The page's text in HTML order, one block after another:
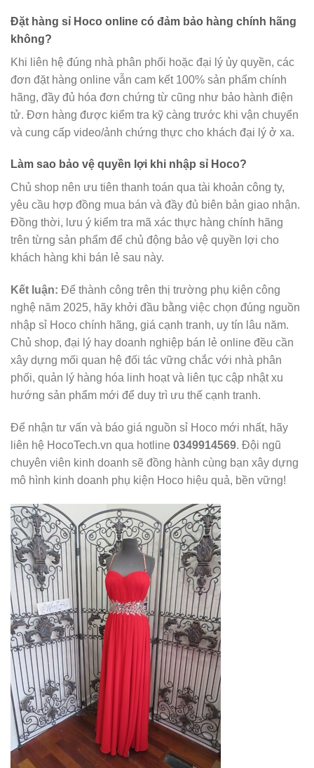
Đặt hàng sỉ Hoco online có đảm bảo hàng chính hãng
không?
Khi liên hệ đúng nhà phân phối hoặc đại lý ủy quyền, các
đơn đặt hàng online vẫn cam kết 100% sản phẩm chính
hãng, đầy đủ hóa đơn chứng từ cũng như bảo hành điện
tử. Đơn hàng được kiểm tra kỹ càng trước khi vận chuyển
và cung cấp video/ảnh chứng thực cho khách đại lý ở xa.
Làm sao bảo vệ quyền lợi khi nhập sỉ Hoco?
Chủ shop nên ưu tiên thanh toán qua tài khoản công ty,
yêu cầu hợp đồng mua bán và đầy đủ biên bản giao nhận.
Đồng thời, lưu ý kiểm tra mã xác thực hàng chính hãng
trên từng sản phẩm để chủ động bảo vệ quyền lợi cho
khách hàng khi bán lẻ sau này.
Kết luận: Để thành công trên thị trường phụ kiện công
nghệ năm 2025, hãy khởi đầu bằng việc chọn đúng nguồn
nhập sỉ Hoco chính hãng, giá cạnh tranh, uy tín lâu năm.
Chủ shop, đại lý hay doanh nghiệp bán lẻ online đều cần
xây dựng mối quan hệ đối tác vững chắc với nhà phân
phối, quản lý hàng hóa linh hoạt và liên tục cập nhật xu
hướng sản phẩm mới để duy trì ưu thế cạnh tranh.
Để nhận tư vấn và báo giá nguồn sỉ Hoco mới nhất, hãy
liên hệ HocoTech.vn qua hotline 0349914569. Đội ngũ
chuyên viên kinh doanh sẽ đồng hành cùng bạn xây dựng
mô hình kinh doanh phụ kiện Hoco hiệu quả, bền vững!